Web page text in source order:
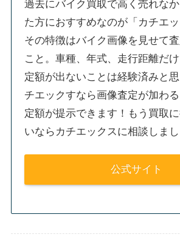
過去にバイク買取で高く売れな
た方におすすめなのが「カチエッ
その特徴はバイク画像を見せて
こと。車種、年式、走行距離だ
定額が出ないことは経験済みと
チエックすなら画像査定が加わ
定額が提示できます！もう買取
いならカチエックスに相談しまし
公式サイト